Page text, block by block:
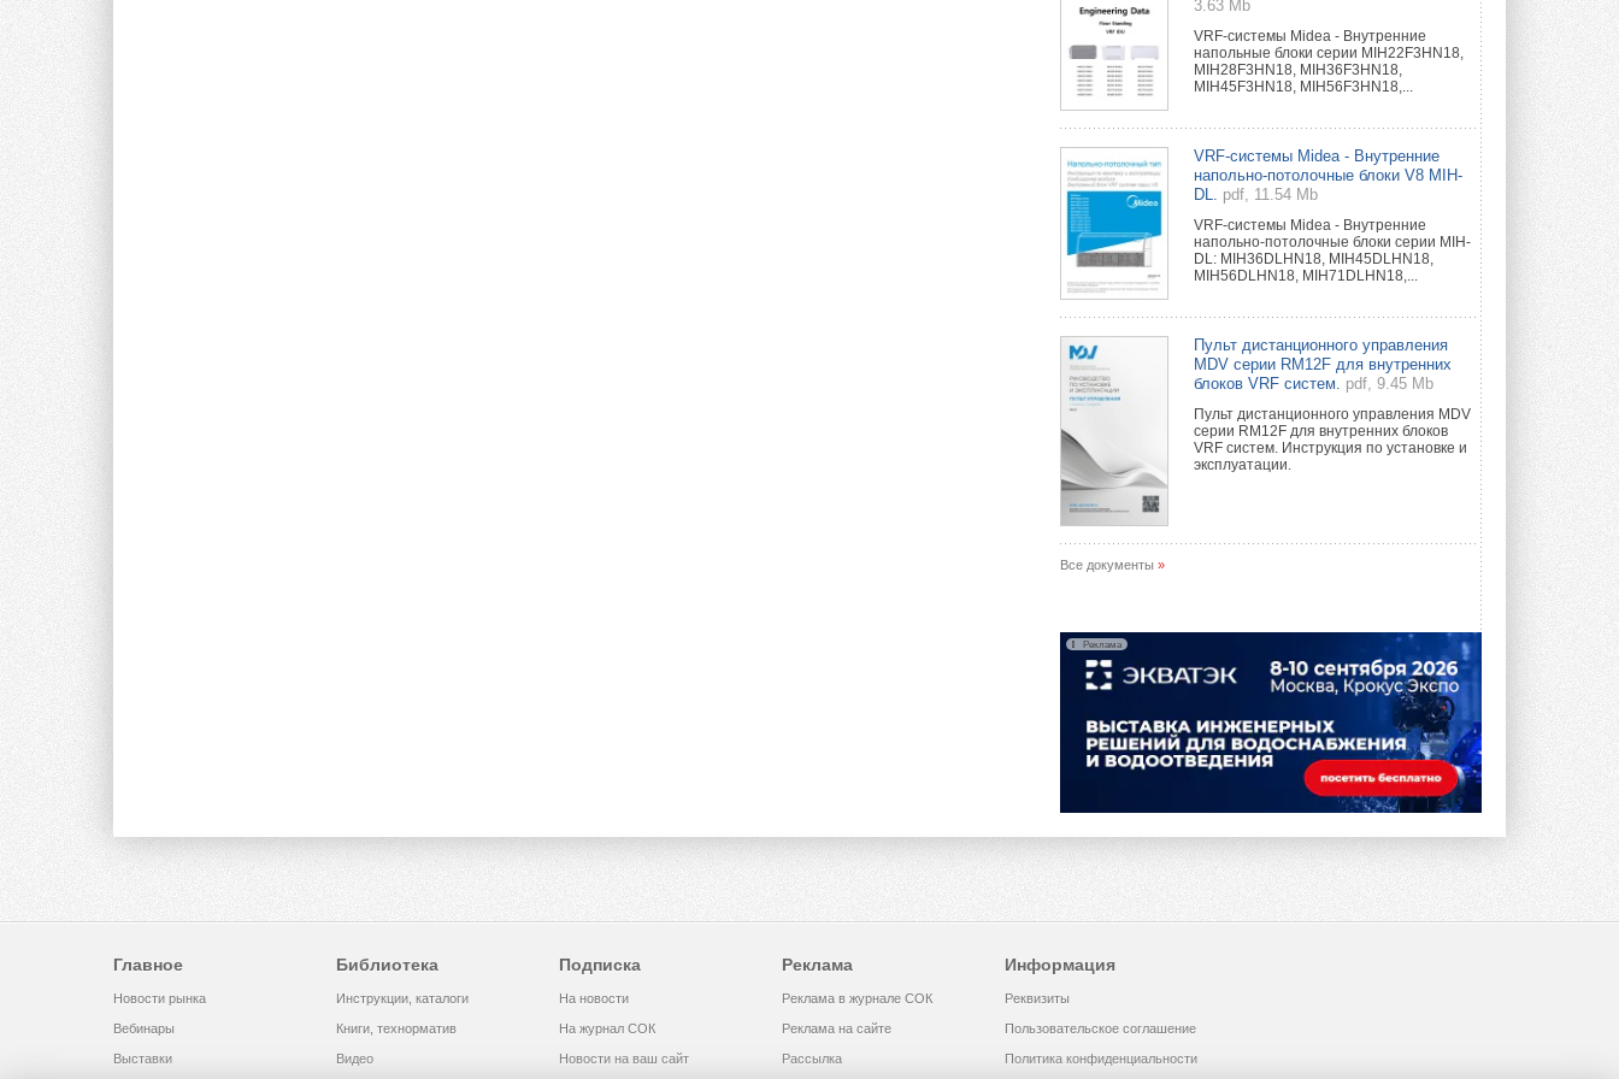
3.63 Mb
VRF-системы Midea - Внутренние
напольные блоки серии MIH22F3HN18,
MIH28F3HN18, MIH36F3HN18,
MIH45F3HN18, MIH56F3HN18,...
VRF-системы Midea - Внутренние
напольно-потолочные блоки V8 MIH-
DL.
pdf, 11.54 Mb
VRF-системы Midea - Внутренние
напольно-потолочные блоки серии MIH-
DL: MIH36DLHN18, MIH45DLHN18,
MIH56DLHN18, MIH71DLHN18,...
Пульт дистанционного управления
MDV серии RM12F для внутренних
блоков VRF систем.
pdf, 9.45 Mb
Пульт дистанционного управления MDV
серии RM12F для внутренних блоков
VRF систем. Инструкция по установке и
эксплуатации.
Все документы »
Реклама
Главное
Новости рынка
Вебинары
Выставки
Библиотека
Инструкции, каталоги
Книги, технорматив
Видео
Подписка
На новости
На журнал СОК
Новости на ваш сайт
Реклама
Реклама в журнале СОК
Реклама на сайте
Рассылка
Информация
Реквизиты
Пользовательское соглашение
Политика конфиденциальности